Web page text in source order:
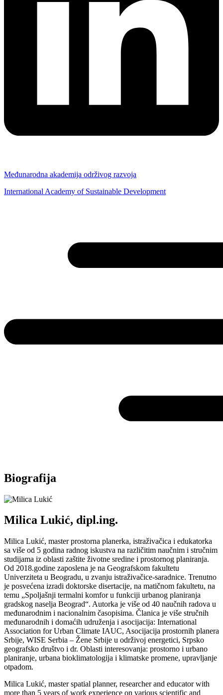
Međunarodna akademija održivog razvoja
International Academy of Sustainable Development
Biografija
Milica Lukić, dipl.ing.
Milica Lukić, master prostorna planerka, istraživačica i edukatorka
sa više od 5 godina radnog iskustva na različitim naučnim i stručnim
studijama iz oblasti zaštite životne sredine i prostornog planiranja.
Od 2018.godine zaposlena je na Geografskom fakultetu
Univerziteta u Beogradu, u zvanju istraživačice-saradnice. Trenutno
je posvećena izradi doktorske disertacije, na matičnom fakultetu, na
temu „Spoljašnji termalni komfor u funkciji urbanog planiranja
gradskog naselja Beograd“. Autorka je više od 40 naučnih radova u
međunarodnim i nacionalnim časopisima. Članica je više stručnih
međunarodnih i domaćih udruženja i asocijacija: International
Association for Urban Climate IAUC, Asocijacija prostornih planera
Srbije, WISE Serbia – Žene Srbije u održivoj energetici, Srpsko
geografsko društvo i dr. Oblasti interesovanja: prostorno i urbano
planiranje, urbana bioklimatologija i klimatske promene, upravljanje
otpadom.
Milica Lukić, master spatial planner, researcher and educator with
more than 5 years of work experience on various scientific and